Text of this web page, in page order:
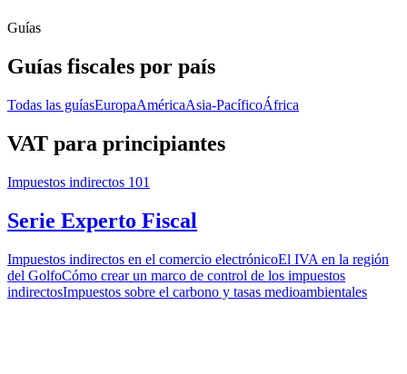
Guías
Guías fiscales por país
Todas las guíasEuropaAméricaAsia-PacíficoÁfrica
VAT para principiantes
Impuestos indirectos 101
Serie Experto Fiscal
Impuestos indirectos en el comercio electrónicoEl IVA en la región
del GolfoCómo crear un marco de control de los impuestos
indirectosImpuestos sobre el carbono y tasas medioambientales